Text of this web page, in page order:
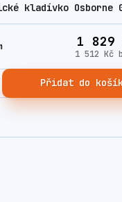
kladívko Osborne
1 829
1 512 Kč
Přidat do